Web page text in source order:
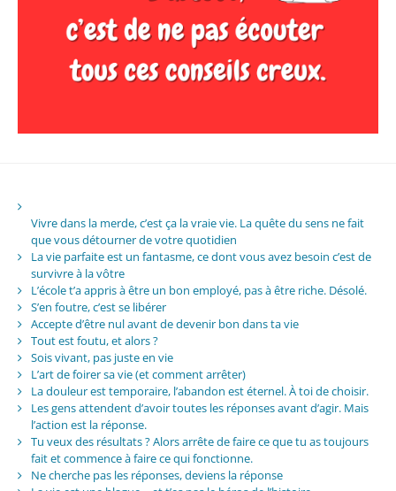
Vivre dans la merde, c’est ça la vraie vie. La quête du sens ne fait
que vous détourner de votre quotidien
La vie parfaite est un fantasme, ce dont vous avez besoin c’est de
survivre à la vôtre
L’école t’a appris à être un bon employé, pas à être riche. Désolé.
S’en foutre, c’est se libérer
Accepte d’être nul avant de devenir bon dans ta vie
Tout est foutu, et alors ?
Sois vivant, pas juste en vie
L’art de foirer sa vie (et comment arrêter)
La douleur est temporaire, l’abandon est éternel. À toi de choisir.
Les gens attendent d’avoir toutes les réponses avant d’agir. Mais
l’action est la réponse.
Tu veux des résultats ? Alors arrête de faire ce que tu as toujours
fait et commence à faire ce qui fonctionne.
Ne cherche pas les réponses, deviens la réponse